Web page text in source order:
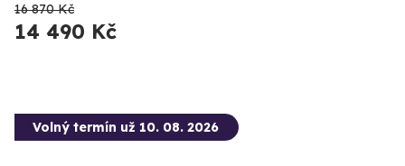
16 870 Kč
14 490 Kč
Volný termín už 10. 08. 2026